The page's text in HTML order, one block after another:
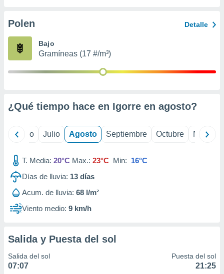
e
mediante
de
Polen Detalle
Bajo
Gramíneas (17 #/m³)
¿Qué tiempo hace en Igorre en agosto?
Junio Julio Agosto Septiembre Octubre
T. Media: 20°C Max.: 23°C Min: 16°C
Días de lluvia: 13 días
Acum. de lluvia: 68 l/m²
Viento medio: 9 km/h
Salida y Puesta del sol
Salida del sol
07:07
Puesta del sol
21:25